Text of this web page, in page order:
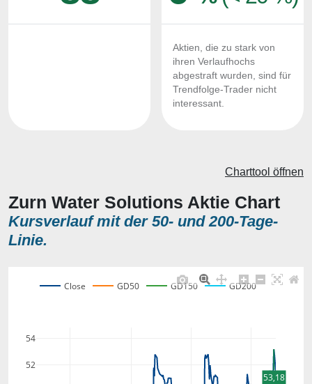
Aktien, die zu stark von
ihren Verlaufhochs
abgestraft wurden, sind für
Trendfolge-Trader nicht
interessant.
Zurn Water Solutions Aktie Chart
Kursverlauf mit der 50- und 200-Tage-
Linie.
Charttool öffnen
52
54
Close GD50 GD150 GD200
53,18